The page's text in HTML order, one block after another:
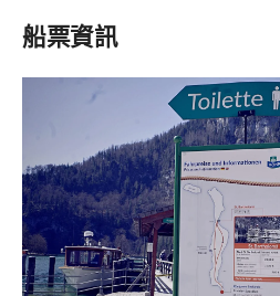
船票資訊